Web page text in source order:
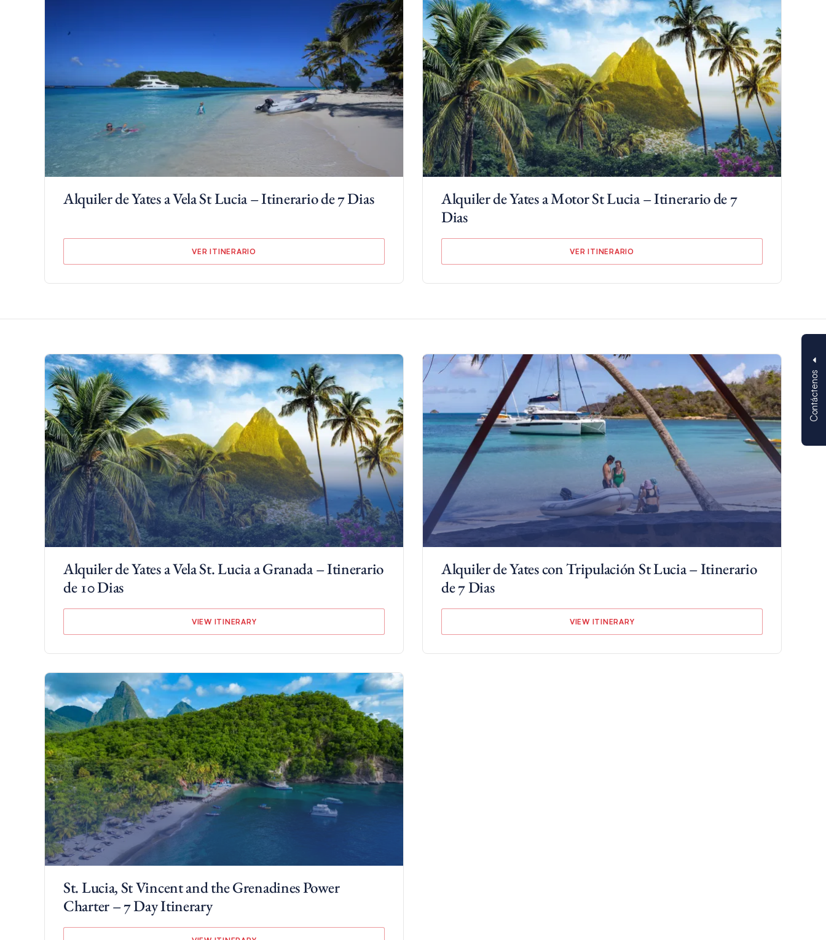
Contáctenos
Santa Lucía es durante los meses de invierno cuando sopla un viento fresco del noreste a través de las costas.
Hacia el norte, navegando de ceñida es típico mientras que aquellos que optan por una alquiler de una sola
trayectoria puede cubrir más terreno y evite moverse hacia barlovento. La velocidad del viento oscila de 10
nudos a una más enérgica 25 nudos, a menudo fortaleciendose de los extremos norte de las islas debido al
efecto de tierra. Las temperaturas varian de 65°F a 85°F en diciembre hasta mayo y de 75°F a 95°F junio a
noviembre. La navegación es sencilla, aunque es importante trazar cursos y poner atención al GPS.
Experiencia de ron de Martinica
Para una experiencia única de yates con tripulación, los aficionados al ron podrían considerar laExperiencia
del ron de Martinica. Este paquete está disponible como un complemento a sus vacaciones de alquiler de
barcos con tripulación Santa Lucía e incluye excursiones en tierra, tours en la fábrica histórica y más.Lea más
aquí
Alquiler de Yates a Vela St Lucia – Itinerario de 7 Dias
VER ITINERARIO
Alquiler de Yates a Motor St Lucia – Itinerario de 7
Dias
VER ITINERARIO
Alquiler de Yates a Vela St. Lucia a Granada – Itinerario
de 10 Dias
VIEW ITINERARY
Alquiler de Yates con Tripulación St Lucia – Itinerario
de 7 Dias
VIEW ITINERARY
St. Lucia, St Vincent and the Grenadines Power
Charter – 7 Day Itinerary